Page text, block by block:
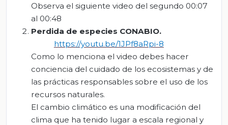
Observa el siguiente video del segundo 00:07
al 00:48
Perdida de especies CONABIO.
https://youtu.be/1JPf8aRpi-8
Como lo menciona el video debes hacer
conciencia del cuidado de los ecosistemas y de
las prácticas responsables sobre el uso de los
recursos naturales.
El cambio climático es una modificación del
clima que ha tenido lugar a escala regional y